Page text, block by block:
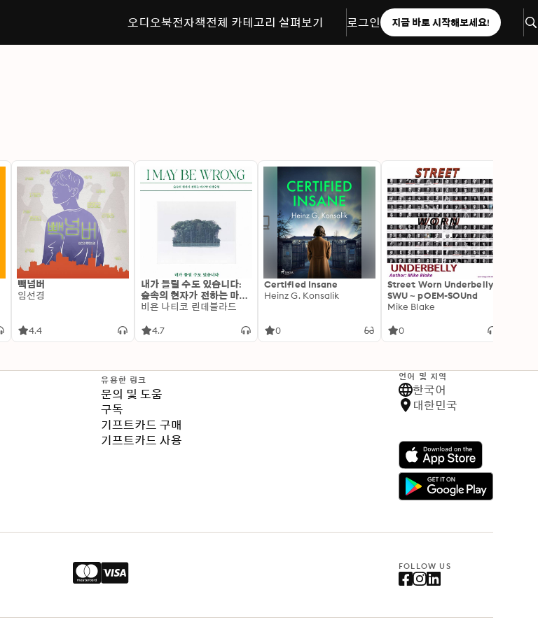
오디오북전자책전체 카테고리 살펴보기 로그인 지금 바로 시작해보세요!
빽넘버
임선경
4.4
내가 틀릴 수도 있습니다:
숲속의 현자가 전하는 마지
막 인생 수업
비욘 나티코 린데블라드
4.7
Certified Insane
Heinz G. Konsalik
0
Street Worn Underbelly:
SWU ~ pOEM-SOUnd
Mike Blake
0
유용한 링크
문의 및 도움
구독
기프트카드 구매
기프트카드 사용
언어 및 지역
한국어
대한민국
FOLLOW US